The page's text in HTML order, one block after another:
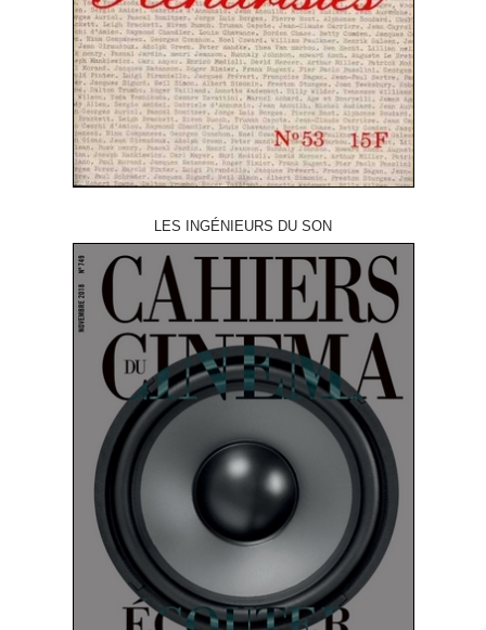
LES INGÉNIEURS DU SON